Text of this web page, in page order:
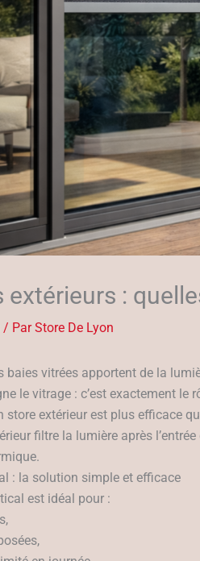
extérieurs :
/ ParStore De Lyon
baies vitrées apportent de la
le vitrage : c’est exactement le
store extérieur est plus efficace
filtre la lumière après
: la solution simple et efficace
est idéal pour :